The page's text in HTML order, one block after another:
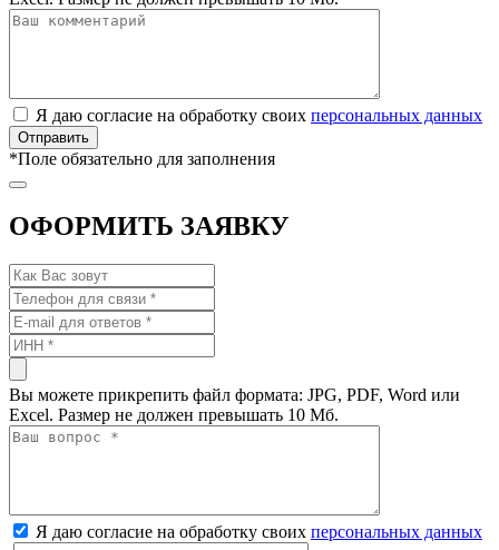
Я даю согласие на обработку своих персональных данных
*Поле обязательно для заполнения
ОФОРМИТЬ ЗАЯВКУ
Вы можете прикрепить файл формата: JPG, PDF, Word или
Excel. Размер не должен превышать 10 Мб.
Я даю согласие на обработку своих персональных данных